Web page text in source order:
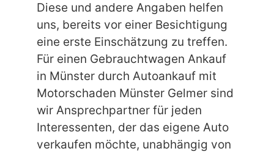
Diese und andere Angaben helfen
uns, bereits vor einer Besichtigung
eine erste Einschätzung zu treffen.
Für einen Gebrauchtwagen Ankauf
in Münster durch Autoankauf mit
Motorschaden Münster Gelmer sind
wir Ansprechpartner für jeden
Interessenten, der das eigene Auto
verkaufen möchte, unabhängig von